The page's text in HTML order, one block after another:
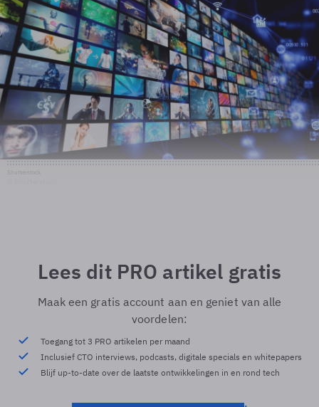
Lees dit PRO artikel gratis
Maak een gratis account aan en geniet van alle
voordelen:
Toegang tot 3 PRO artikelen per maand
Inclusief CTO interviews, podcasts, digitale specials en whitepapers
Blijf up-to-date over de laatste ontwikkelingen in en rond tech